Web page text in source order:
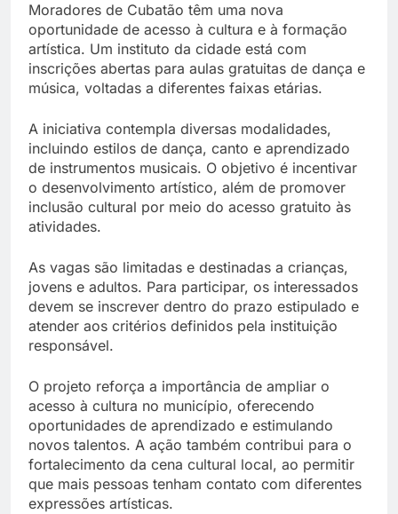
Moradores de Cubatão têm uma nova
oportunidade de acesso à cultura e à formação
artística. Um instituto da cidade está com
inscrições abertas para aulas gratuitas de dança e
música, voltadas a diferentes faixas etárias.
A iniciativa contempla diversas modalidades,
incluindo estilos de dança, canto e aprendizado
de instrumentos musicais. O objetivo é incentivar
o desenvolvimento artístico, além de promover
inclusão cultural por meio do acesso gratuito às
atividades.
As vagas são limitadas e destinadas a crianças,
jovens e adultos. Para participar, os interessados
devem se inscrever dentro do prazo estipulado e
atender aos critérios definidos pela instituição
responsável.
O projeto reforça a importância de ampliar o
acesso à cultura no município, oferecendo
oportunidades de aprendizado e estimulando
novos talentos. A ação também contribui para o
fortalecimento da cena cultural local, ao permitir
que mais pessoas tenham contato com diferentes
expressões artísticas.